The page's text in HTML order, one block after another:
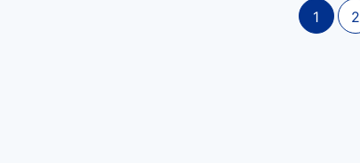
1 2